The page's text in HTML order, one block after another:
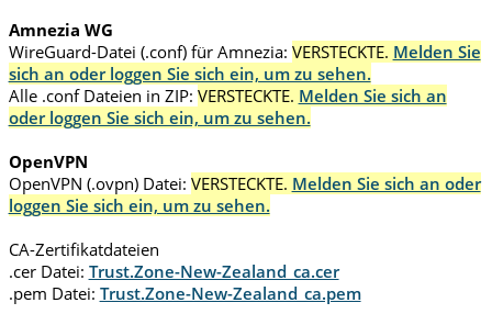
Amnezia WG
WireGuard-Datei (.conf) für Amnezia: VERSTECKTE. Melden Sie
sich an oder loggen Sie sich ein, um zu sehen.
Alle .conf Dateien in ZIP: VERSTECKTE. Melden Sie sich an
oder loggen Sie sich ein, um zu sehen.
OpenVPN
OpenVPN (.ovpn) Datei: VERSTECKTE. Melden Sie sich an oder
loggen Sie sich ein, um zu sehen.
CA-Zertifikatdateien
.cer Datei: Trust.Zone-New-Zealand_ca.cer
.pem Datei: Trust.Zone-New-Zealand_ca.pem